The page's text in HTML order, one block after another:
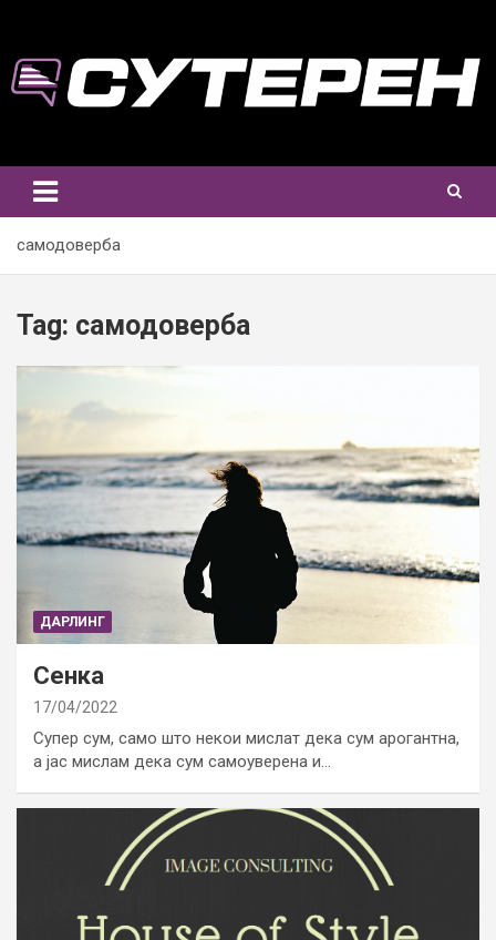
content
самодоверба
Tag: самодоверба
ДАРЛИНГ
Сенка
17/04/2022
Супер сум, само што некои мислат дека сум арогантна,
а јас мислам дека сум самоуверена и…